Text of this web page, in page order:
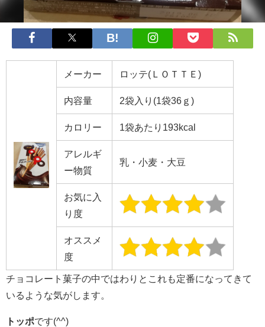
メーカー ロッテ(ＬＯＴＴＥ)
内容量 2袋入り(1袋36ｇ)
カロリー 1袋あたり193kcal
アレルギ
ー物質
乳・小麦・大豆
お気に入
り度
オススメ
度
チョコレート菓子の中ではわりとこれも定番になってきて
いるような気がします。
トッポです(^^)